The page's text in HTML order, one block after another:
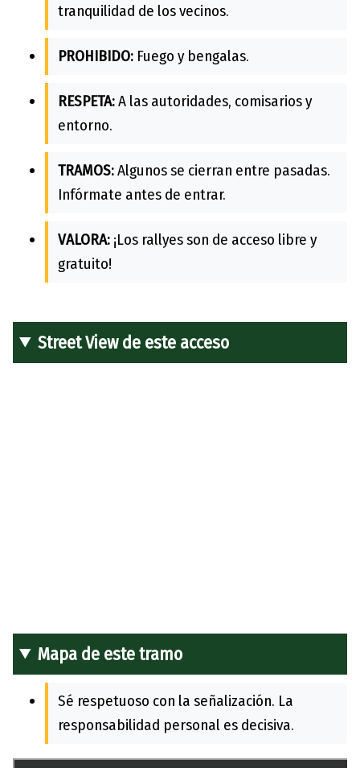
tranquilidad de los vecinos.
PROHIBIDO: Fuego y bengalas.
RESPETA:A las autoridades, comisarios y
entorno.
TRAMOS:Algunos se cierran entre pasadas.
Infórmate antes de entrar.
VALORA: ¡Los rallyes son de acceso libre y
gratuito!
Street View de este acceso
Mapa de este tramo
Sé respetuoso con la señalización. La
responsabilidad personal es decisiva.